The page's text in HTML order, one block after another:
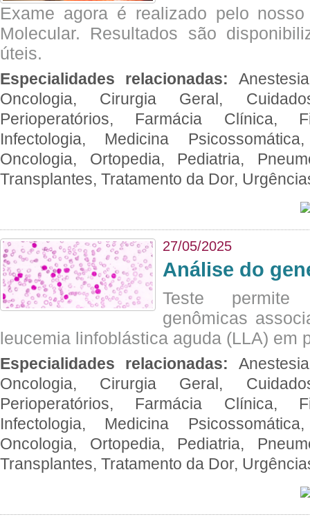
Exame agora é realizado pelo
Molecular. Resultados são
úteis.
Especialidades relacionadas:
Oncologia, Cirurgia Geral,
Perioperatórios, Farmácia Clínica,
Infectologia, Medicina
Oncologia, Ortopedia, Pediatria,
Transplantes, Tratamento da Dor,
27/05/2025
Análise do
Teste permite
genômicas
leucemia linfoblástica aguda (LLA) em
Especialidades relacionadas:
Oncologia, Cirurgia Geral,
Perioperatórios, Farmácia Clínica,
Infectologia, Medicina
Oncologia, Ortopedia, Pediatria,
Transplantes, Tratamento da Dor,